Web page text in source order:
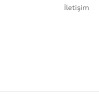
İletişim